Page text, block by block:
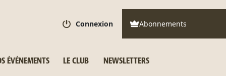
Connexion Abonnements
ÉVÉNEMENTS LE CLUB NEWSLETTERS